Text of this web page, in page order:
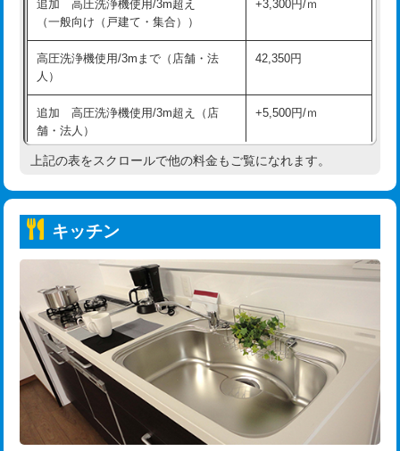
交換・取付（その他部品） 11,000円+材料費
持込商品取付（単水栓） 13,200円
持込商品取付（混合水栓）
持込商品取付（浄水器・分岐水栓） 16,500円
持込商品取付（温水洗浄便座） 22,000円
持込商品取付（普通便座⇔温水洗浄便
22,000円
給水管工事※（ホール加工)
給水管工事※（バンド止め) 3,300円
給水管工事※（支持金具設置) 5,500円
給水管工事※（保温材使用（バンド止
め込み）)
5,500円
給水管工事※（土の掘削・埋め戻し作
11,000円
追加 高圧洗浄機使用/3m超え
（一般向け（戸建て・集合））
+3,300円/ｍ
高圧洗浄機使用/3mまで（店舗・法
人）
42,350円
追加 高圧洗浄機使用/3m超え（店
舗・法人）
+5,500円/ｍ
高度高圧洗浄換 現地調査
トーラー機使用/3mまで
追加トーラー機使用/3m超え +3,300円
カメラ調査 33,000円
桝清掃 8,800円
止水・漏水調査・防水処理・清掃・修
理・調整・分解・加工など（軽作業）
11,000円
止水・漏水調査・防水処理・清掃・修
22,000円
上記の表をスクロールで他の料金もご覧になれます。
キッチン